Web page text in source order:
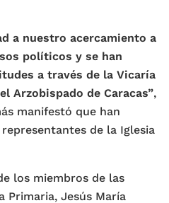
a nuestro acercamiento a
políticos y se han
a través de la Vicaría
Arzobispado de Caracas”,
manifestó que han
de la Iglesia
los miembros de las
Primaria, Jesús María